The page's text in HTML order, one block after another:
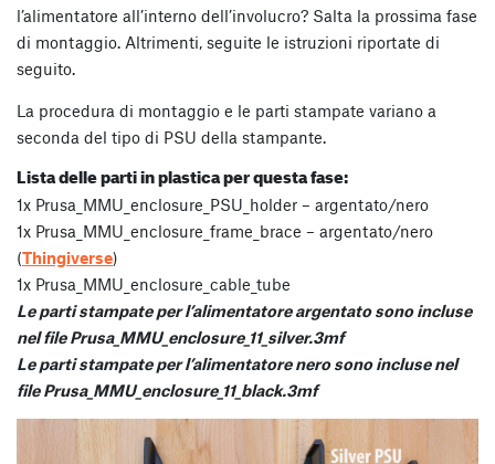
l’alimentatore all’interno dell’involucro? Salta la prossima fase
di montaggio. Altrimenti, seguite le istruzioni riportate di
seguito.
La procedura di montaggio e le parti stampate variano a
seconda del tipo di PSU della stampante.
Lista delle parti in plastica per questa fase:
1x Prusa_MMU_enclosure_PSU_holder – argentato/nero
1x Prusa_MMU_enclosure_frame_brace – argentato/nero
(Thingiverse)
1x Prusa_MMU_enclosure_cable_tube
Le parti stampate per l’alimentatore argentato sono incluse
nel file Prusa_MMU_enclosure_11_silver.3mf
Le parti stampate per l’alimentatore nero sono incluse nel
file Prusa_MMU_enclosure_11_black.3mf